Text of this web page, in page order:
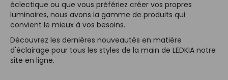
éclectique ou que vous préfériez créer vos propres
luminaires, nous avons la gamme de produits qui
convient le mieux à vos besoins.
Découvrez les dernières nouveautés en matière
d'éclairage pour tous les styles de la main de LEDKIA notre
site en ligne.